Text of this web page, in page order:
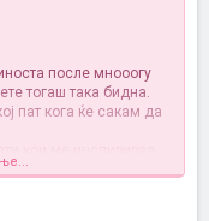
после мнооогу
тогаш така бидна.
пат кога ќе сакам да
и отидов.